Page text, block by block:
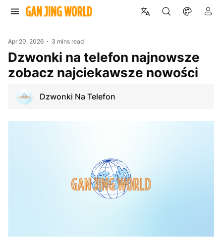
Apr 20, 2026 3 mins read
Dzwonki na telefon najnowsze
zobacz najciekawsze nowości
Dzwonki Na Telefon